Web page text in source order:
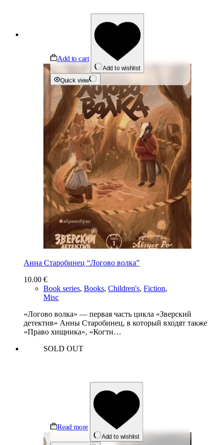
Add to cart
Add to wishlist
Quick view
Анна Старобинец “Логово волка”
10.00 €
Book series, Books, Children's, Fiction,
Misc
«Логово волка» — первая часть цикла «Зверский
детектив» Анны Старобинец, в который входят также
«Право хищника», «Когти…
SOLD OUT
Read more
Add to wishlist